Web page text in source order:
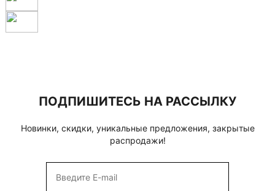
ПОДПИШИТЕСЬ НА РАССЫЛКУ
Новинки, скидки, уникальные предложения, закрытые
распродажи!